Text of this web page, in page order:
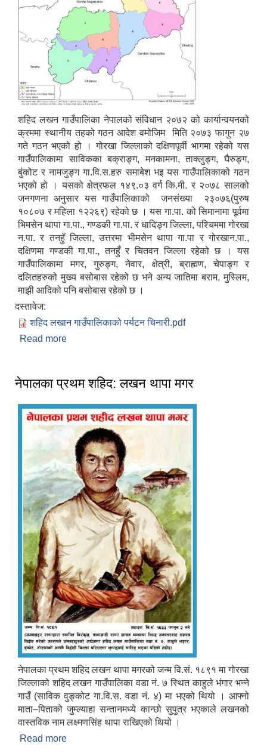
शहिद लखन गाउँपालिका नेपालको संविधान २०७२ को कार्यान्वयनको
क्रममा स्थानीय तहको गठन आदेश वमोजिम मिति २०७३ फागुन २७
गते गठन भएको हो । गोरखा जिल्लाको दक्षिणपूर्वी भागमा रहेको यस
गाउँपालिकामा साविकका बक्राङ्ग, मनकामना, ताक्लुङ्ग, घैरुङ्ग,
बुंकोट र नामजुङ्ग गा.वि.स.हरु समाबेश भइ यस गाउँपालिकाको गठन
भएको हो । यसको क्षेत्रफल १४९.०३ वर्ग कि.मी. र २०७८ सालको
जनगणना अनुसार यस गाउँपालिकाको जनसंख्या २३०७६(पुरुष
१०८०७ र महिला १२२६९) रहेको छ । यस गा.पा. को सिमानामा पूर्वमा
भिमसेन थापा गा.पा., गण्डकी गा.पा. र धादिङ्ग जिल्ला, पश्चिममा गोरखा
न.पा. र तनहुँ जिल्ला, उत्तरमा भीमसेन थापा गा.पा र गोरखान.पा.,
दक्षिणमा गण्डकी गा.पा., तनहुँ र चितवन जिल्ला रहेको छ । यस
गाउँपालिकामा मगर, गुरुङ्ग, नेवार, क्षेत्री, ब्राह्मण, चेपाङ्ग र
दलितहरुको मुख्य बसोबास रहेको छ भने अन्य जातिमा बराम, मुस्लिम,
माझी आदिको पनि बसोबास रहेको छ ।
दस्तावेज:
शहिद लखान गाउँपालिकाको पर्यटन चिनारी.pdf
Read more
नेपालका प्रथम शहिद: लखन थापा मगर
नेपालका प्रथम शहिद लखन थापा मगरको जन्म वि.सं. १८९१ मा गोरखा
जिल्लाको शहिद लखन गाउँपालिका वडा नं. ७ स्थित काहुले भंगार भन्ने
गाउँ (साविक वुङ्कोट गा.वि.स. वडा नं. ४) मा भएको थियो । आफ्नो
माता–पिताको जुम्ल्याहा सन्तानमध्ये कान्छो सुपुत्र भएकाले लखनको
वास्तविक नाम लक्ष्मणसिंह थापा राखिएको थियो ।
Read more